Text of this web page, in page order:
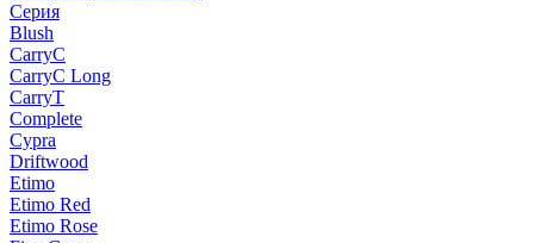
Серия
Blush
CarryC
CarryC Long
CarryT
Complete
Cypra
Driftwood
Etimo
Etimo Red
Etimo Rose